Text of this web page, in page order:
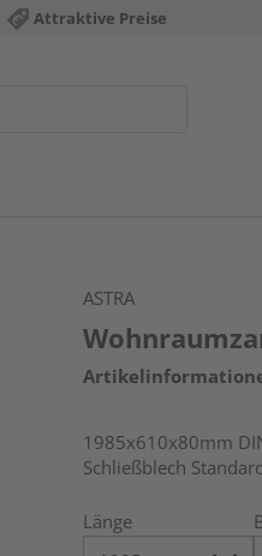
Attraktive Preise
ASTRA
1985x610x80mm
Schließblech
Länge